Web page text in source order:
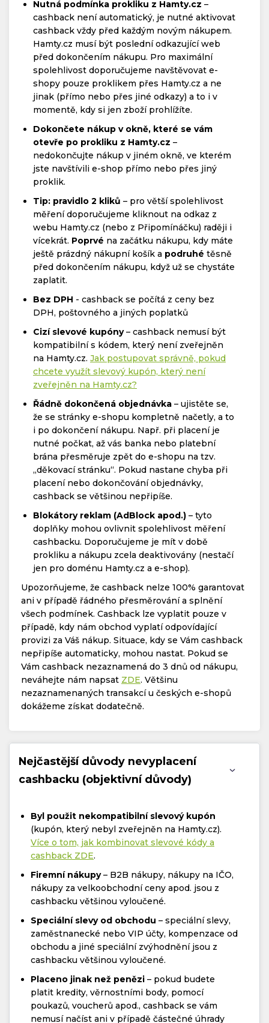
Nutná podmínka prokliku z Hamty.cz –
cashback není automatický, je nutné aktivovat
cashback vždy před každým novým nákupem.
Hamty.cz musí být poslední odkazující web
před dokončením nákupu. Pro maximální
spolehlivost doporučujeme navštěvovat e-
shopy pouze proklikem přes Hamty.cz a ne
jinak (přímo nebo přes jiné odkazy) a to i v
momentě, kdy si jen zboží prohlížíte.
Dokončete nákup v okně, které se vám
otevře po prokliku z Hamty.cz –
nedokončujte nákup v jiném okně, ve kterém
jste navštívili e-shop přímo nebo přes jiný
proklik.
Tip: pravidlo 2 kliků – pro větší spolehlivost
měření doporučujeme kliknout na odkaz z
webu Hamty.cz (nebo z Připomínáčku) raději i
vícekrát. Poprvé na začátku nákupu, kdy máte
ještě prázdný nákupní košík a podruhé těsně
před dokončením nákupu, když už se chystáte
zaplatit.
Bez DPH - cashback se počítá z ceny bez
DPH, poštovného a jiných poplatků
Cizí slevové kupóny– cashback nemusí být
kompatibilní s kódem, který není zveřejněn
na Hamty.cz. Jak postupovat správně, pokud
chcete využít slevový kupón, který není
zveřejněn na Hamty.cz?
Řádně dokončená objednávka – ujistěte se,
že se stránky e-shopu kompletně načetly, a to
i po dokončení nákupu. Např. při placení je
nutné počkat, až vás banka nebo platební
brána přesměruje zpět do e-shopu na tzv.
„děkovací stránku“. Pokud nastane chyba při
placení nebo dokončování objednávky,
cashback se většinou nepřipíše.
Blokátory reklam (AdBlock apod.) – tyto
doplňky mohou ovlivnit spolehlivost měření
cashbacku. Doporučujeme je mít v době
prokliku a nákupu zcela deaktivovány (nestačí
jen pro doménu Hamty.cz a e-shop).
Upozorňujeme, že cashback nelze 100% garantovat
ani v případě řádného přesměrování a splnění
všech podmínek. Cashback lze vyplatit pouze v
případě, kdy nám obchod vyplatí odpovídající
provizi za Váš nákup. Situace, kdy se Vám cashback
nepřipíše automaticky, mohou nastat. Pokud se
Vám cashback nezaznamená do 3 dnů od nákupu,
neváhejte nám napsat ZDE. Většinu
nezaznamenaných transakcí u českých e-shopů
dokážeme získat dodatečně.
Nejčastější důvody nevyplacení
cashbacku (objektivní důvody)
Byl použit nekompatibilní slevový kupón
(kupón, který nebyl zveřejněn na Hamty.cz).
Více o tom, jak kombinovat slevové kódy a
cashback ZDE.
Firemní nákupy– B2B nákupy, nákupy na IČO,
nákupy za velkoobchodní ceny apod. jsou z
cashbacku většinou vyloučené.
Speciální slevy od obchodu – speciální slevy,
zaměstnanecké nebo VIP účty, kompenzace od
obchodu a jiné speciální zvýhodnění jsou z
cashbacku většinou vyloučené.
Placeno jinak než penězi – pokud budete
platit kredity, věrnostními body, pomocí
poukazů, voucherů apod., cashback se vám
nemusí načíst ani v případě částečné úhrady